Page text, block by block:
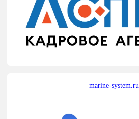
marine-system.ru